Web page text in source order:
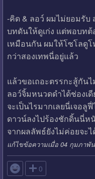
-คิด & ลอว์ ผมไม่ยอมรับ
บทดันให้ดูเก่ง แต่พอบทต้
เหมือนกัน ผมให้โซโลดูโ
กว่าสองเทพนี่อยู่แล้ว
แล้วขอเถอะตรรกะสู้กัน
ลอว์จิ้มหนวดดำได้ช่องเ
จะเป็นไรมากเลยนี่เจอ
ดาวน์ลงไปร้องชักดิ้นนี่ห
จากผลลัพธ์ยังไม่ค่อยจะไ
แก้ไขข้อความเมื่อ 04 กุมภาพัน
 0